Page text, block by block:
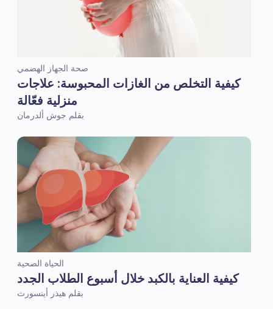
صحة الجهاز الهضمي
كيفية التخلص من الغازات المحبوسة: علاجات
منزلية فعّالة
بقلم جوش ألدرمان
الحياة الصحية
كيفية العناية بالكبد خلال أسبوع الطلاب الجدد
بقلم هيذر أينسورث